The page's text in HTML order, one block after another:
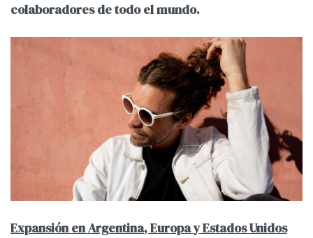
colaboradores de todo el mundo.
Expansión en Argentina, Europa y Estados Unidos